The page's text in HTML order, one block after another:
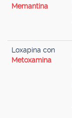
Memantina
Loxapina con
Metoxamina